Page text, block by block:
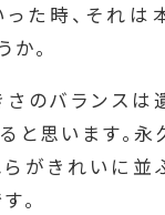
った時、それは
か。
のバランスは
と思います。
らがきれいに並
。